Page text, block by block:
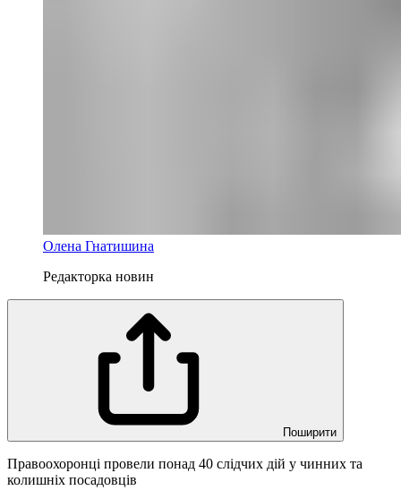
Олена Гнатишина
Редакторка новин
Поширити
Правоохоронці провели понад 40 слідчих дій у чинних та
колишніх посадовців